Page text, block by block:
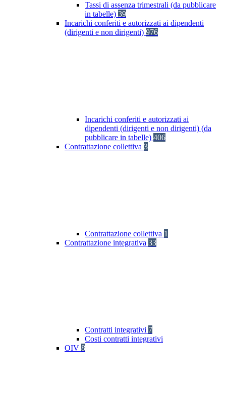
Tassi di assenza trimestrali (da pubblicare
in tabelle) 39
Incarichi conferiti e autorizzati ai dipendenti
(dirigenti e non dirigenti) 976
Incarichi conferiti e autorizzati ai
dipendenti (dirigenti e non dirigenti) (da
pubblicare in tabelle) 406
Contrattazione collettiva 3
Contrattazione collettiva 1
Contrattazione integrativa 33
Contratti integrativi 7
Costi contratti integrativi
OIV 8